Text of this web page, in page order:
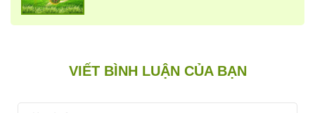
VIẾT BÌNH LUẬN CỦA BẠN